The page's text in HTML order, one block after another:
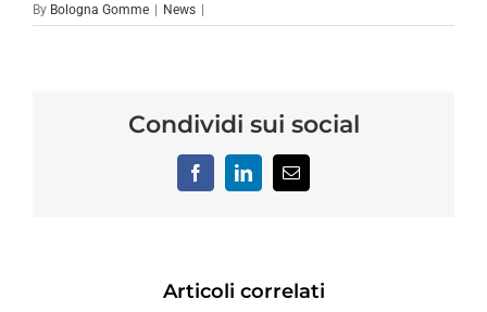
By Bologna Gomme | News |
Condividi sui social
FacebookLinkedInEmail
Articoli correlati
REVISIONE